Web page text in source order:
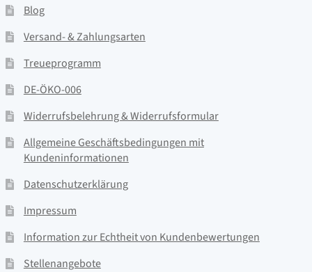
Blog
Versand- & Zahlungsarten
Treueprogramm
DE-ÖKO-006
Widerrufsbelehrung & Widerrufsformular
Allgemeine Geschäftsbedingungen mit
Kundeninformationen
Datenschutzerklärung
Impressum
Information zur Echtheit von Kundenbewertungen
Stellenangebote